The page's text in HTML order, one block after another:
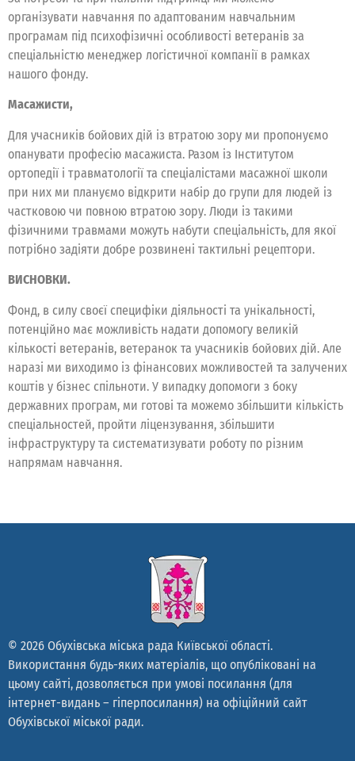
організувати навчання по адаптованим навчальним
програмам під психофізичні особливості ветеранів за
спеціальністю менеджер логістичної компанії в рамках
нашого фонду.
Масажисти,
Для учасників бойових дій із втратою зору ми пропонуємо
опанувати професію масажиста. Разом із Інститутом
ортопедії і травматології та спеціалістами масажної школи
при них ми плануємо відкрити набір до групи для людей із
частковою чи повною втратою зору. Люди із такими
фізичними травмами можуть набути спеціальність, для якої
потрібно задіяти добре розвинені тактильні рецептори.
ВИСНОВКИ.
Фонд, в силу своєї специфіки діяльності та унікальності,
потенційно має можливість надати допомогу великій
кількості ветеранів, ветеранок та учасників бойових дій. Але
наразі ми виходимо із фінансових можливостей та залучених
коштів у бізнес спільноти. У випадку допомоги з боку
державних програм, ми готові та можемо збільшити кількість
спеціальностей, пройти ліцензування, збільшити
інфраструктуру та систематизувати роботу по різним
напрямам навчання.
© 2026 Обухівська міська рада Київської області.
Використання будь-яких матеріалів, що опубліковані на
цьому сайті, дозволяється при умові посилання (для
інтернет-видань – гіперпосилання) на офіційний сайт
Обухівської міської ради.